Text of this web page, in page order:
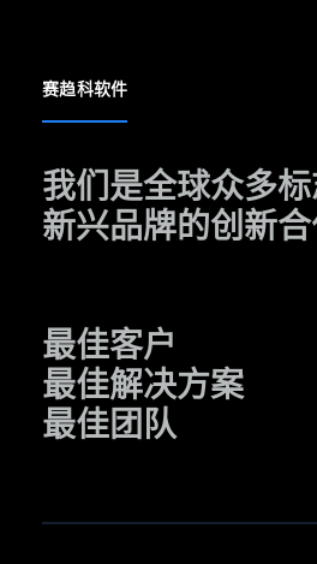
赛趋科软件
我们是全球众多
新兴品牌的创新
最佳客户
最佳解决方案
最佳团队